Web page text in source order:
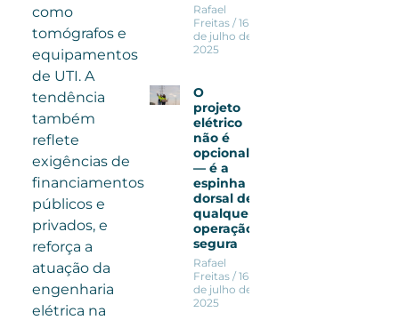
como
tomógrafos e
equipamentos
de UTI. A
tendência
também
reflete
exigências de
financiamentos
públicos e
privados, e
reforça a
atuação da
engenharia
elétrica na
Rafael
Freitas 16
de julho de
2025
O
projeto
elétrico
não é
opcional
— é a
espinha
dorsal de
qualquer
operação
segura
Rafael
Freitas 16
de julho de
2025